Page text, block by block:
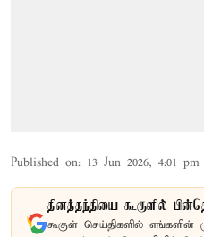
Published on: 13 Jun 2026, 4:01 pm
தினத்தந்தியை கூகுளில்
கூகுள் செய்திகளில் எங்களின்